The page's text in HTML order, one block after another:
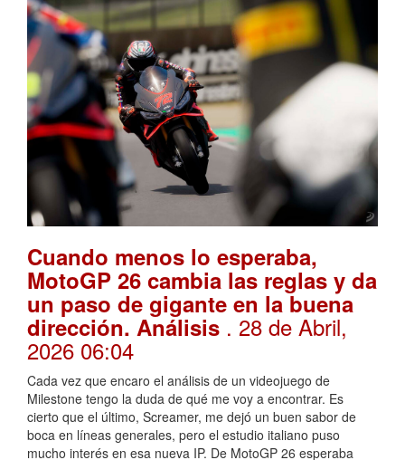
Cuando menos lo esperaba,
MotoGP 26 cambia las reglas y da
un paso de gigante en la buena
dirección. Análisis . 28 de Abril,
2026 06:04
Cada vez que encaro el análisis de un videojuego de
Milestone tengo la duda de qué me voy a encontrar. Es
cierto que el último, Screamer, me dejó un buen sabor de
boca en líneas generales, pero el estudio italiano puso
mucho interés en esa nueva IP. De MotoGP 26 esperaba